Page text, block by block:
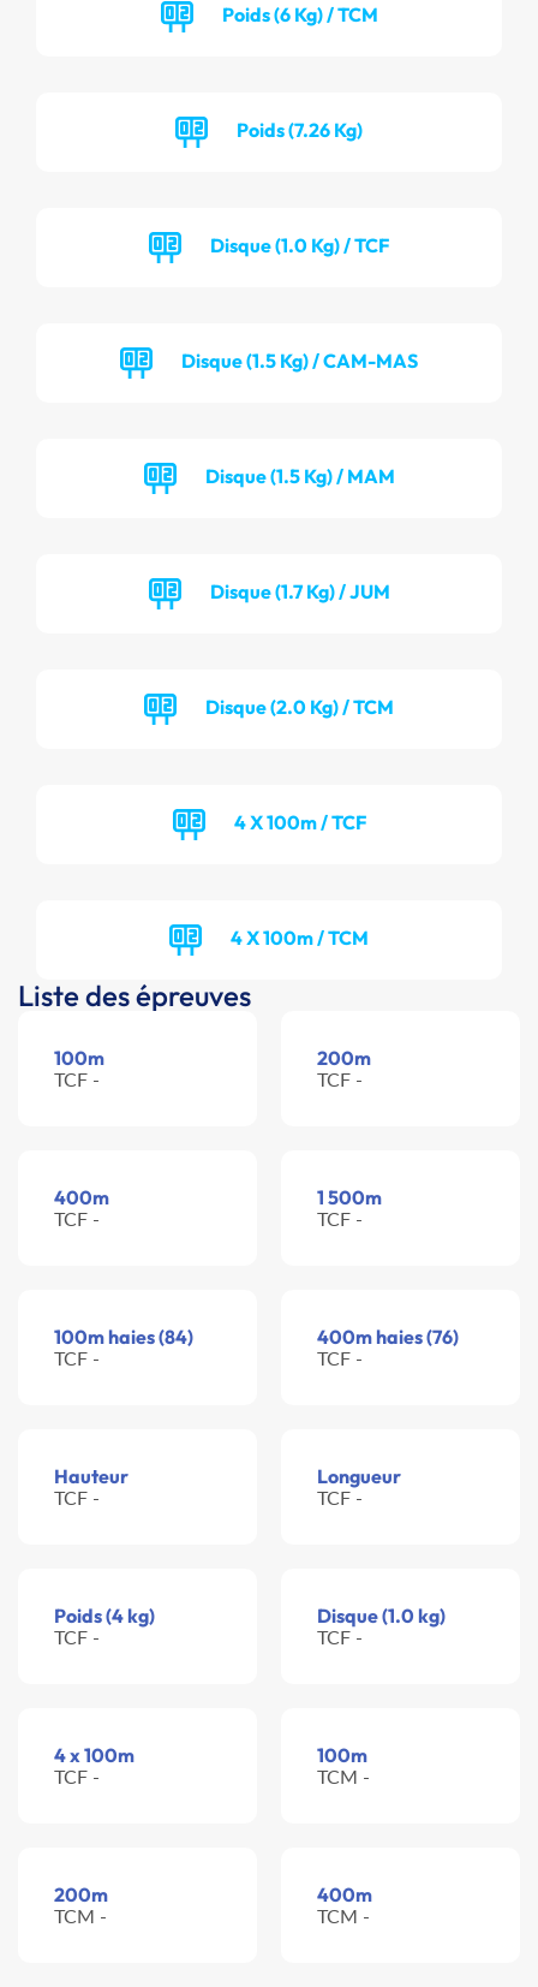
Poids (6 Kg) / TCM
Poids (7.26 Kg)
Disque (1.0 Kg) / TCF
Disque (1.5 Kg) / CAM-MAS
Disque (1.5 Kg) / MAM
Disque (1.7 Kg) / JUM
Disque (2.0 Kg) / TCM
4 X 100m / TCF
4 X 100m / TCM
Liste des épreuves
100m
TCF -
200m
TCF -
400m
TCF -
1 500m
TCF -
100m haies (84)
TCF -
400m haies (76)
TCF -
Hauteur
TCF -
Longueur
TCF -
Poids (4 kg)
TCF -
Disque (1.0 kg)
TCF -
4 x 100m
TCF -
100m
TCM -
200m
TCM -
400m
TCM -